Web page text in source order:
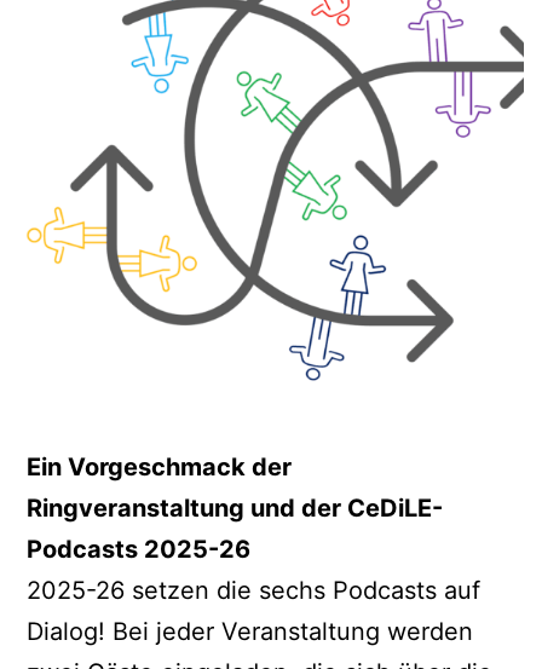
Ein Vorgeschmack der
Ringveranstaltung und der CeDiLE-
Podcasts 2025-26
2025-26 setzen die sechs Podcasts auf
Dialog! Bei jeder Veranstaltung werden